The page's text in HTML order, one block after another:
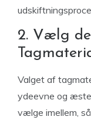
2. Vælg
Valget af
ydeevne og
vælge imellem,